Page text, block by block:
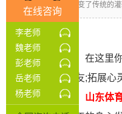
变了传统的
在这里
朋友;拓展心
山东体
在线咨询
李老师
魏老师
彭老师
岳老师
杨老师